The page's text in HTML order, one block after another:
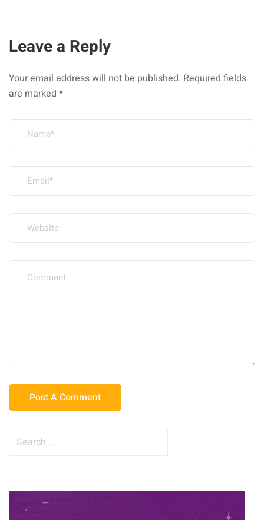
Leave a Reply
Your email address will not be published. Required fields
are marked *